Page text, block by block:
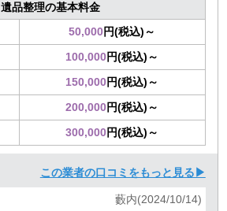
遺品整理の基本料金
50,000円(税込)～
100,000円(税込)～
150,000円(税込)～
200,000円(税込)～
300,000円(税込)～
この業者の口コミをもっと見る▶
藪内(2024/10/14)